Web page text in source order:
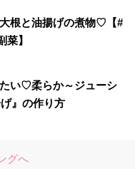
根と油揚げの煮物♡【#
】
い♡柔らか～ジューシ
』の作り方
グへ